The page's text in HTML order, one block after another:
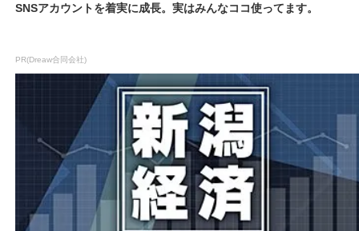
SNSアカウントを着実に成長。実はみんなココ使ってます。
PR(Dreaw合同会社)